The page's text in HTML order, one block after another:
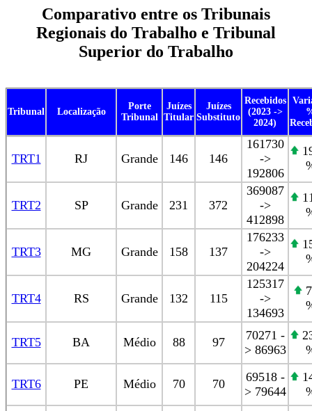
Comparativo entre os Tribunais
Regionais do Trabalho e Tribunal
Superior do Trabalho
Tribunal Localização
Porte
Tribunal
Juízes
Titular
Juízes
Substituto
Recebidos
(2023 ->
2024)
TRT1 RJ Grande 146 146
161730
->
192806
TRT2 SP Grande 231 372
369087
->
412898
TRT3 MG Grande 158 137
176233
->
204224
TRT4 RS Grande 132 115
125317
->
134693
TRT5 BA Médio 88 97
70271 -
> 86963
TRT6 PE Médio 70 70
69518 -
> 79644